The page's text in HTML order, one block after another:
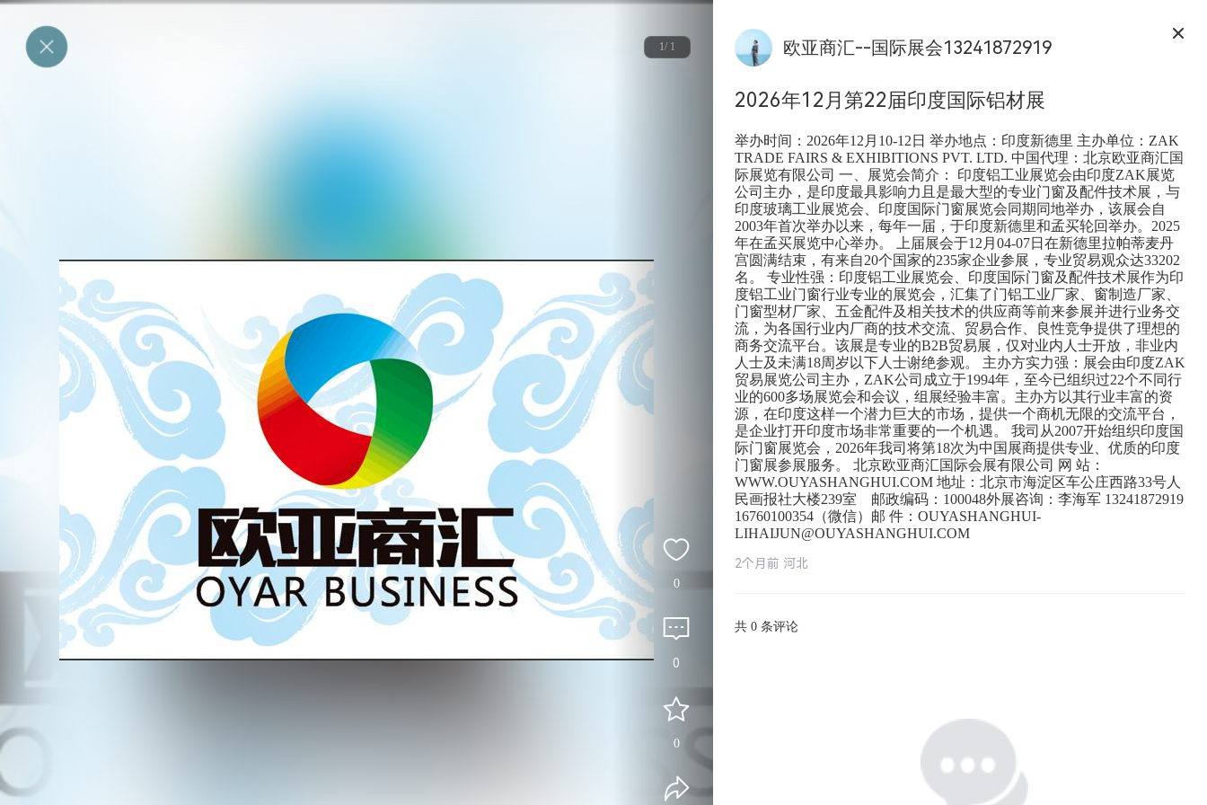
1/ 1
0
0
0
欧亚商汇--国际展会13241872919
2026年12月第22届印度国际铝材展
举办时间：2026年12月10-12日 举办地点：印度新德里 主办单位：ZAK
TRADE FAIRS & EXHIBITIONS PVT. LTD. 中国代理：北京欧亚商汇国
际展览有限公司 一、展览会简介： 印度铝工业展览会由印度ZAK展览
公司主办，是印度最具影响力且是最大型的专业门窗及配件技术展，与
印度玻璃工业展览会、印度国际门窗展览会同期同地举办，该展会自
2003年首次举办以来，每年一届，于印度新德里和孟买轮回举办。2025
年在孟买展览中心举办。 上届展会于12月04-07日在新德里拉帕蒂麦丹
宫圆满结束，有来自20个国家的235家企业参展，专业贸易观众达33202
名。 专业性强：印度铝工业展览会、印度国际门窗及配件技术展作为印
度铝工业门窗行业专业的展览会，汇集了门铝工业厂家、窗制造厂家、
门窗型材厂家、五金配件及相关技术的供应商等前来参展并进行业务交
流，为各国行业内厂商的技术交流、贸易合作、良性竞争提供了理想的
商务交流平台。该展是专业的B2B贸易展，仅对业内人士开放，非业内
人士及未满18周岁以下人士谢绝参观。 主办方实力强：展会由印度ZAK
贸易展览公司主办，ZAK公司成立于1994年，至今已组织过22个不同行
业的600多场展览会和会议，组展经验丰富。主办方以其行业丰富的资
源，在印度这样一个潜力巨大的市场，提供一个商机无限的交流平台，
是企业打开印度市场非常重要的一个机遇。 我司从2007开始组织印度国
际门窗展览会，2026年我司将第18次为中国展商提供专业、优质的印度
门窗展参展服务。 北京欧亚商汇国际会展有限公司 网 站：
WWW.OUYASHANGHUI.COM 地址：北京市海淀区车公庄西路33号人
民画报社大楼239室 邮政编码：100048外展咨询：李海军 13241872919
16760100354（微信）邮 件：OUYASHANGHUI-
LIHAIJUN@OUYASHANGHUI.COM
2个月前 河北
共 0 条评论